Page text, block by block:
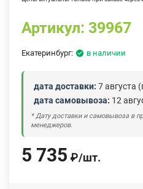
Артикул: 39967
Екатеринбург: в наличии
дата доставки: 7 августа
дата самовывоза: 12
* Дату доставки и самовывоза в
менеджеров.
5 735 ₽/шт.